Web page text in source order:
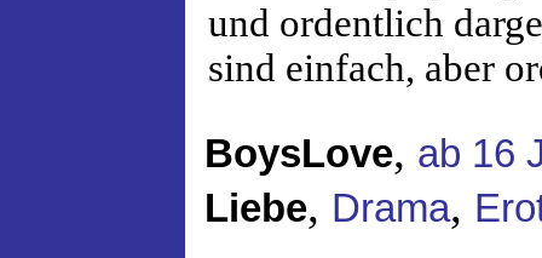
und ordentlich
sind einfach, aber
BoysLove, ab 16
Liebe, Drama,